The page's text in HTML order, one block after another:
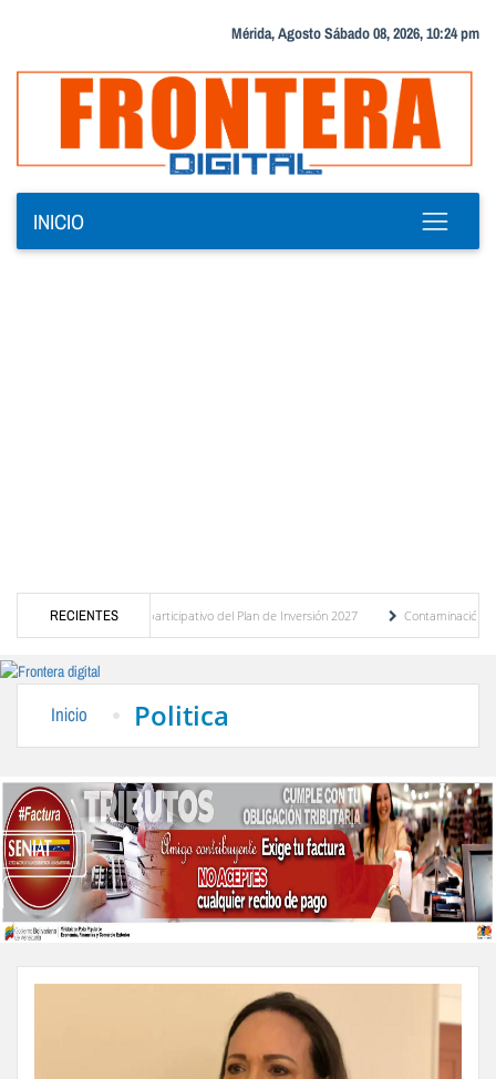
Mérida, Agosto Sábado 08, 2026, 10:24 pm
INICIO
RECIENTES
presupuesto participativo del Plan de Inversión 2027
Contaminación y
Inicio Politica